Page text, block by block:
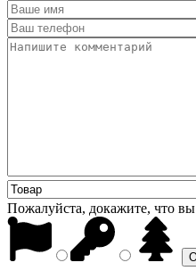
Пожалуйста, докажите, что